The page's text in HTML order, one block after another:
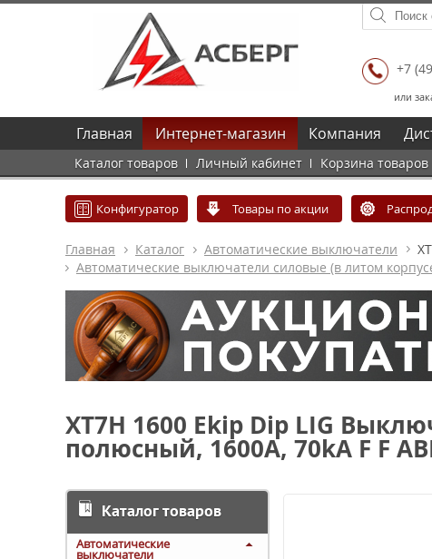
+7
или
Главная Интернет-магазин
Каталог товаров Личный кабинет Корзина товаров
Компания
Конфигуратор Товары по акции
Главная Каталог
Автоматические выключатели
Автоматические выключатели силовые (в литом
XT7H 1600 Ekip Dip LIG
полюсный, 1600А, 70kA F F
Каталог товаров
Автоматические
выключатели